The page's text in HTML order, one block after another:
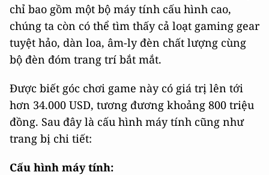
chỉ bao gồm một bộ máy tính cấu hình cao,
chúng ta còn có thể tìm thấy cả loạt gaming gear
tuyệt hảo, dàn loa, âm-ly đèn chất lượng cùng
bộ đèn đóm trang trí bắt mắt.
Được biết góc chơi game này có giá trị lên tới
hơn 34.000 USD, tương đương khoảng 800 triệu
đồng. Sau đây là cấu hình máy tính cũng như
trang bị chi tiết:
Cấu hình máy tính: